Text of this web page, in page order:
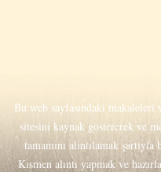
Bu web sayfasındaki makaleleri
sitesini kaynak göstererek ve
tamamını alıntılamak
Kısmen alıntı yapmak ve